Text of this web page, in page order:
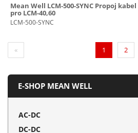
Mean Well LCM-500-SYNC Propoj kabel
pro LCM-40,60
LCM-500-SYNC
« 1 (current)
2
E-SHOP MEAN WELL
AC-DC
DC-DC